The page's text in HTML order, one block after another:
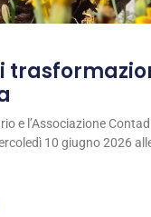
e l’Associazione
10 giugno 2026